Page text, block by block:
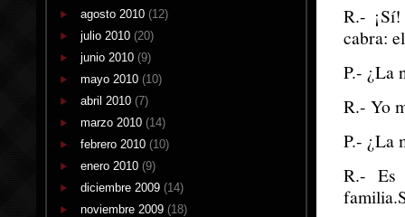
agosto 2010 (12)
julio 2010 (20)
junio 2010 (9)
mayo 2010 (10)
abril 2010 (7)
marzo 2010 (14)
febrero 2010 (10)
enero 2010 (9)
diciembre 2009 (14)
noviembre 2009 (18)
R.-
cabra:
P.- ¿La
R.- Yo
P.- ¿La
R.- Es